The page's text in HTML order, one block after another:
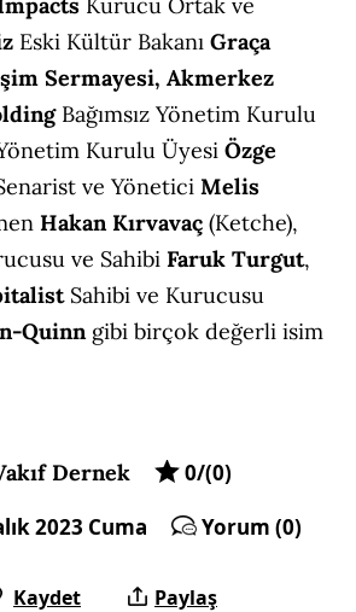
Eski Kültür Bakanı Graça
Sermayesi, Akmerkez
Bağımsız Yönetim Kurulu
Kurulu Üyesi Özge
ve Yönetici Melis
Hakan Kırvavaç (Ketche),
ve Sahibi Faruk Turgut,
Sahibi ve Kurucusu
Quinn gibi birçok değerli isim
Dernek
0/(0)
2023 Cuma
Yorum (0)
Kaydet Paylaş